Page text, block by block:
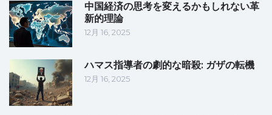
中国経済の思考を変えるかもしれない革
新的理論
12月 16, 2025
ハマス指導者の劇的な暗殺: ガザの転機
12月 16, 2025